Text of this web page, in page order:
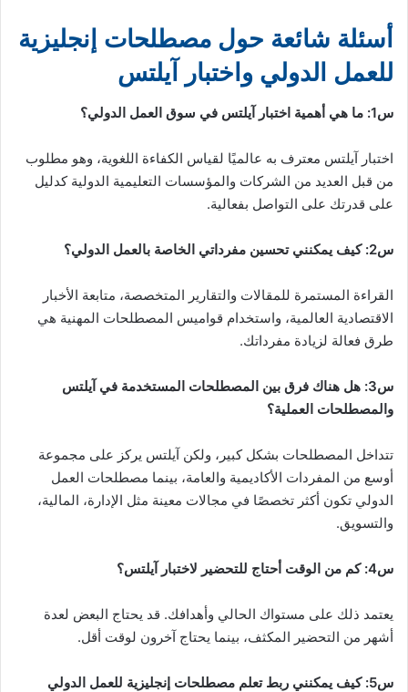
أسئلة شائعة حول مصطلحات إنجليزية
للعمل الدولي واختبار آيلتس
س1: ما هي أهمية اختبار آيلتس في سوق العمل الدولي؟
اختبار آيلتس معترف به عالميًا لقياس الكفاءة اللغوية، وهو مطلوب
من قبل العديد من الشركات والمؤسسات التعليمية الدولية كدليل
على قدرتك على التواصل بفعالية.
س2: كيف يمكنني تحسين مفرداتي الخاصة بالعمل الدولي؟
القراءة المستمرة للمقالات والتقارير المتخصصة، متابعة الأخبار
الاقتصادية العالمية، واستخدام قواميس المصطلحات المهنية هي
طرق فعالة لزيادة مفرداتك.
س3: هل هناك فرق بين المصطلحات المستخدمة في آيلتس
والمصطلحات العملية؟
تتداخل المصطلحات بشكل كبير، ولكن آيلتس يركز على مجموعة
أوسع من المفردات الأكاديمية والعامة، بينما مصطلحات العمل
الدولي تكون أكثر تخصصًا في مجالات معينة مثل الإدارة، المالية،
والتسويق.
س4: كم من الوقت أحتاج للتحضير لاختبار آيلتس؟
يعتمد ذلك على مستواك الحالي وأهدافك. قد يحتاج البعض لعدة
أشهر من التحضير المكثف، بينما يحتاج آخرون لوقت أقل.
س5: كيف يمكنني ربط تعلم مصطلحات إنجليزية للعمل الدولي